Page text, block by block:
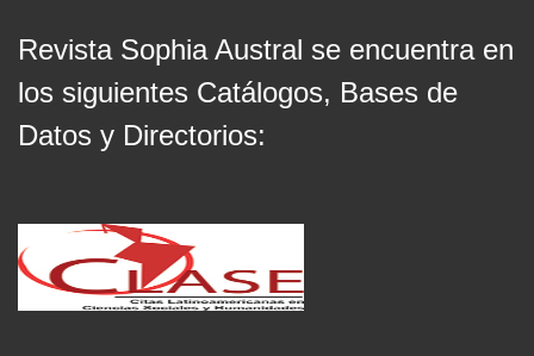
Revista Sophia Austral se encuentra en
los siguientes Catálogos, Bases de
Datos y Directorios: